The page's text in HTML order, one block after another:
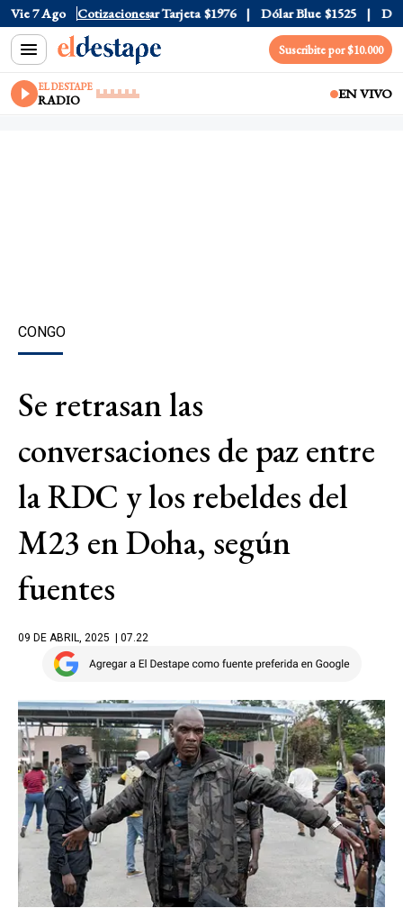
Vie 7 Ago Cotizaciones
Oficial $1520 Dólar Tarjeta $1976 Dólar Blue $1525 Dólar
Suscribite por $10.000
EL DESTAPE
RADIO EN VIVO
CONGO
Se retrasan las
conversaciones de paz entre
la RDC y los rebeldes del
M23 en Doha, según
fuentes
09 DE ABRIL, 2025 | 07.22